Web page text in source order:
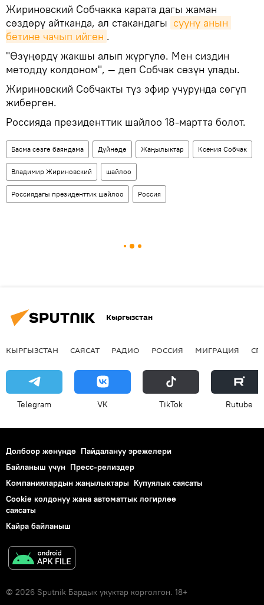
Жириновский Собчакка карата дагы жаман
сөздөрү айтканда, ал стакандагы сууну анын
бетине чачып ийген .
"Өзүңөрдү жакшы алып жүргүлө. Мен сиздин
методду колдоном", — деп Собчак сөзүн улады.
Жириновский Собчакты түз эфир учурунда сөгүп
жиберген.
Россияда президенттик шайлоо 18-мартта болот.
Басма сөзгө баяндама Дүйнөдө Жаңылыктар Ксения Собчак
Владимир Жириновский шайлоо
Россиядагы президенттик шайлоо Россия
Кыргызстан
КЫРГЫЗСТАН САЯСАТ РАДИО РОССИЯ МИГРАЦИЯ
Telegram VK ТikТоk Rutube
Долбоор жөнүндө Пайдалануу эрежелери
Байланыш үчүн Пресс-релиздер
Компаниялардын жаңылыктары Купуялык саясаты
Cookie колдонуу жана автоматтык логирлөө
саясаты
Кайра байланыш
© 2026 Sputnik Бардык укуктар корголгон. 18+